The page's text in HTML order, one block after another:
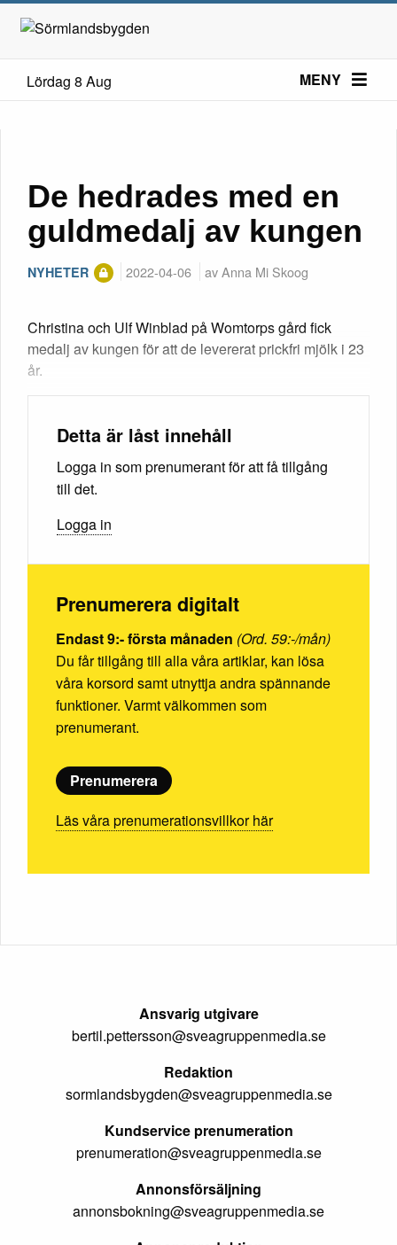
Lördag 8 Aug MENY
De hedrades med en
guldmedalj av kungen
NYHETER 2022-04-06 av Anna Mi Skoog
Christina och Ulf Winblad på Womtorps gård fick
medalj av kungen för att de levererat prickfri mjölk i 23
år.
Detta är låst innehåll
Logga in som prenumerant för att få tillgång
till det.
Logga in
Prenumerera digitalt
Endast 9:- första månaden (Ord. 59:-/mån)
Du får tillgång till alla våra artiklar, kan lösa
våra korsord samt utnyttja andra spännande
funktioner. Varmt välkommen som
prenumerant.
Prenumerera
Läs våra prenumerationsvillkor här
Ansvarig utgivare
bertil.pettersson@sveagruppenmedia.se
Redaktion
sormlandsbygden@sveagruppenmedia.se
Kundservice prenumeration
prenumeration@sveagruppenmedia.se
Annonsförsäljning
annonsbokning@sveagruppenmedia.se